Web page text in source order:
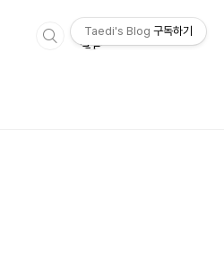
Taedi's Blog 구독하기